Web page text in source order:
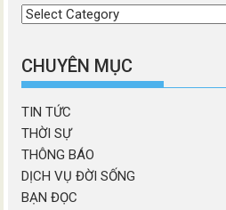
Chọn
mục
CHUYÊN MỤC
TIN TỨC
THỜI SỰ
THÔNG BÁO
DỊCH VỤ ĐỜI SỐNG
BẠN ĐỌC